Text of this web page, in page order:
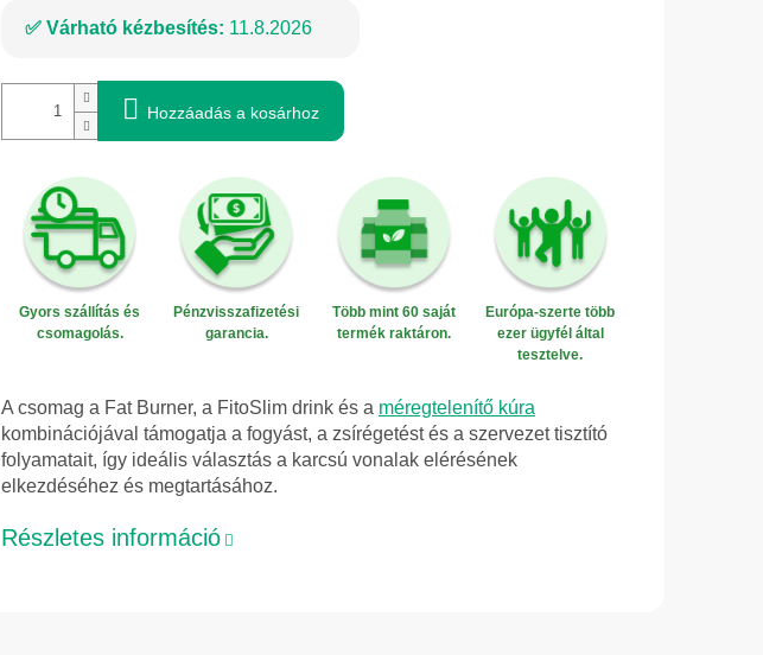
Várható kézbesítés: 11.8.2026
Hozzáadás a kosárhoz
Gyors szállítás és
csomagolás.
Pénzvisszafizetési
garancia.
Több mint 60 saját
termék raktáron.
Európa-szerte több
ezer ügyfél által
tesztelve.
A csomag a Fat Burner, a FitoSlim drink és a méregtelenítő kúra
kombinációjával támogatja a fogyást, a zsírégetést és a szervezet tisztító
folyamatait, így ideális választás a karcsú vonalak elérésének
elkezdéséhez és megtartásához.
Részletes információ